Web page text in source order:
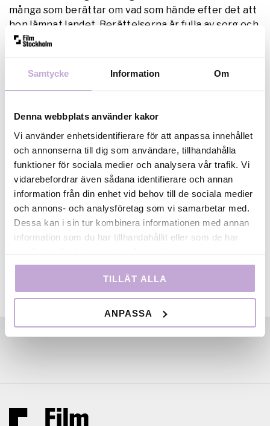
Samtycke Information Om
Denna webbplats använder kakor
Vi använder enhetsidentifierare för att anpassa innehållet
och annonserna till dig som användare, tillhandahålla
funktioner för sociala medier och analysera vår trafik. Vi
vidarebefordrar även sådana identifierare och annan
information från din enhet vid behov till de sociala medier
och annons- och analysföretag som vi samarbetar med.
Dessa kan i sin tur kombinera informationen med annan
information som du har tillhandahållit eller som de har
samlat in när du har använt deras tjänster.
TILLÅT ALLA
ANPASSA
många som berättar om vad som hände efter det att
hon lämnat landet. Berättelserna är fulla av sorg och
förtvivlan men små strimmor av hopp lyser ändå
angelägen film som visats i FN:s generalförsamling
den innebar och diskutera med publiken.När: 5
Var: Bio Rio, Hornstulls Strand 3
Visningen är endast för inbjudna eller anmälda så
kontakta Charlotte Carlsson på 070 484 22 09 eller
charlotte.carlsson@filmstockholm.sll.seom du vill
komma!